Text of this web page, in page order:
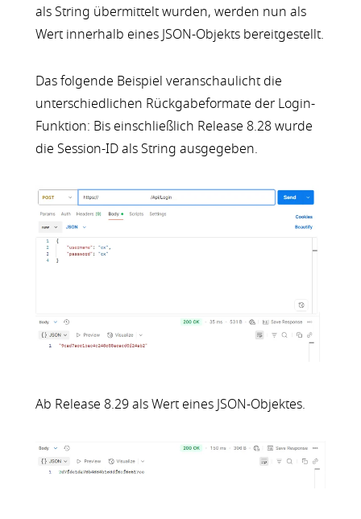
als String übermittelt wurden, werden nun als
Wert innerhalb eines JSON-Objekts bereitgestellt.
Das folgende Beispiel veranschaulicht die
unterschiedlichen Rückgabeformate der Login-
Funktion: Bis einschließlich Release 8.28 wurde
die Session-ID als String ausgegeben.
Ab Release 8.29 als Wert eines JSON-Objektes.